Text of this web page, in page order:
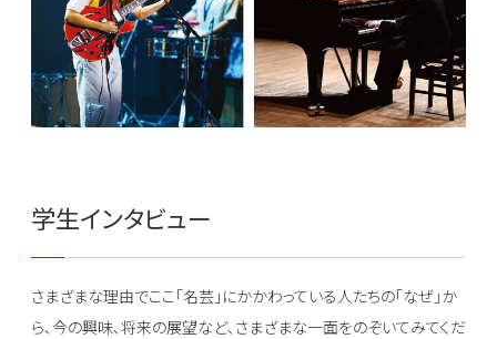
学生インタビュー
さまざまな理由でここ｢名芸｣にかかわっている人たちの｢なぜ｣か
ら､今の興味､将来の展望など､さまざまな一面をのぞいてみてくだ